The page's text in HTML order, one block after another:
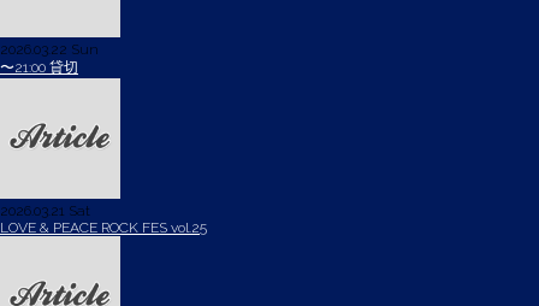
2026.03.22 Sun
〜21:00 貸切
2026.03.21 Sat
LOVE & PEACE ROCK FES vol.25